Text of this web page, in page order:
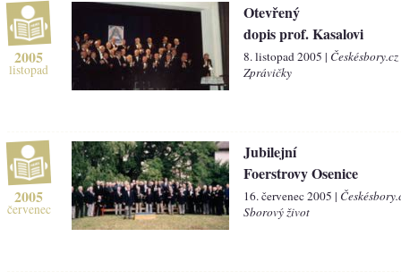
2005
listopad
Otevřený
dopis prof. Kasalovi
8. listopad 2005 |
Zprávičky
2005
červenec
Jubilejní
Foerstrovy Osenice
16. červenec 2005 |
Sborový život